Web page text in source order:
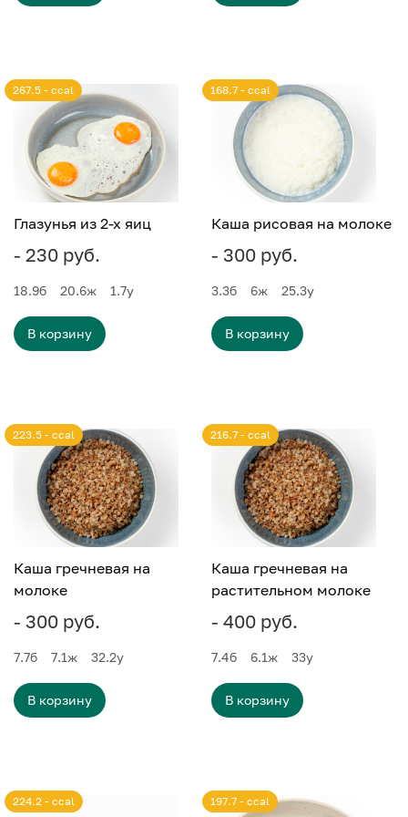
Глазунья из 2-х яиц
- 230 руб.
267.5 - ccal
18.9б 20.6ж 1.7у
В корзину
Каша рисовая на молоке
- 300 руб.
168.7 - ccal
3.3б 6ж 25.3у
В корзину
Каша гречневая на
молоке
- 300 руб.
223.5 - ccal
7.7б 7.1ж 32.2у
В корзину
Каша гречневая на
растительном молоке
- 400 руб.
216.7 - ccal
7.4б 6.1ж 33у
В корзину
224.2 - ccal 197.7 - ccal